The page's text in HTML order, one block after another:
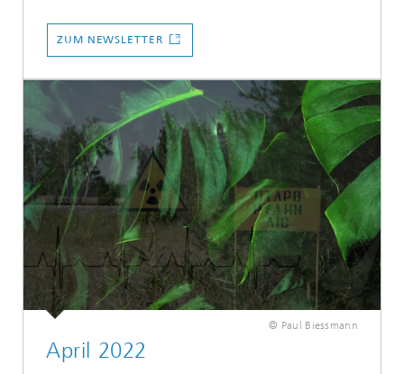
ZUM NEWSLETTER
© Paul Biessmann
April 2022